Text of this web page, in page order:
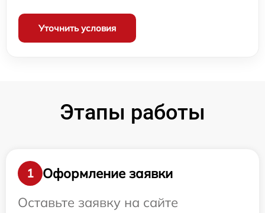
Уточнить условия
Этапы работы
1
Оформление заявки
Оставьте заявку на сайте